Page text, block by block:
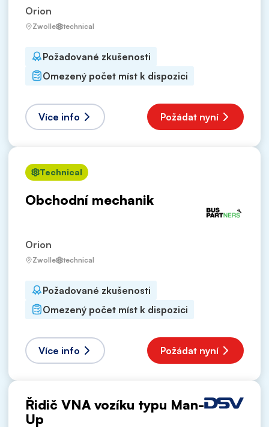
Orion
Zwolle technical
Požadované zkušenosti
Omezený počet míst k dispozici
Více info Požádat nyní
Technical
Obchodní mechanik
Orion
Zwolle technical
Požadované zkušenosti
Omezený počet míst k dispozici
Více info Požádat nyní
Řidič VNA vozíku typu Man-
Up